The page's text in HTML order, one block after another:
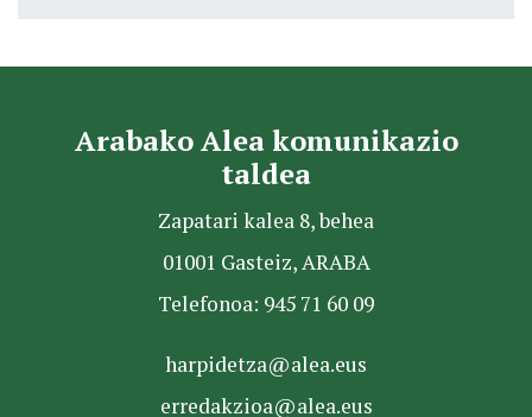
Arabako Alea komunikazio
taldea
Zapatari kalea 8, behea
01001 Gasteiz, ARABA
Telefonoa: 945 71 60 09
harpidetza@alea.eus
erredakzioa@alea.eus